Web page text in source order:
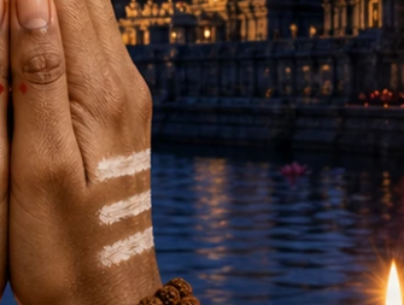
ネーティー・ポット（銅製、大サイズ）
殺菌・浄化作用の高い銅製のネーティー
（鼻うがい）・ポット（大サイズ）
3,750円(税込)